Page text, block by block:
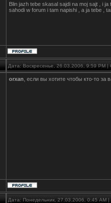
Blin jazh tebe skasal sajdi na moj sajt , i
sahodi w forum i tam napishi , a ja tebe ,
Дата: Воскресенье, 26.03.2006, 9:59 PM
orxan , если вы хотите чтобы кто-то за
Дата: Понедельник, 27.03.2006, 0:45 AM